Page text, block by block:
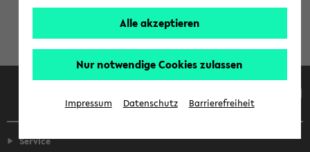
vom im eKVV gewählten Semester.
Facebook Instagram LinkedIn TikTok
Service
Alle akzeptieren
Nur notwendige Cookies zulassen
Impressum Datenschutz Barrierefreiheit